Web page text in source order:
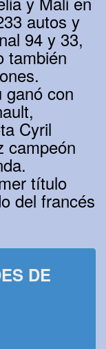
autos y
94 y 33,
también
ganó con
Cyril
campeón
título
del francés
DE